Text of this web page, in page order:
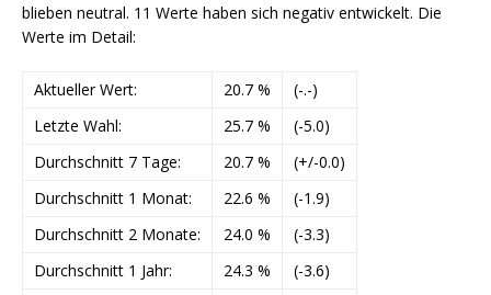
blieben neutral. 11 Werte haben sich negativ entwickelt. Die
Werte im Detail:
Aktueller Wert: 20.7 %
(-.-)
Letzte Wahl:
25.7 %
(-5.0)
Durchschnitt 7 Tage:
20.7 %
(+/-0.0)
Durchschnitt 1 Monat:
22.6 %
(-1.9)
Durchschnitt 2 Monate:
24.0 %
(-3.3)
Durchschnitt 1 Jahr:
24.3 %
(-3.6)